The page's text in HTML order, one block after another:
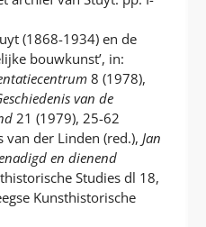
(1868-1934) en de
bouwkunst’, in:
8 (1978),
van de
21 (1979), 25-62
van der Linden (red.), Jan
en dienend
Studies dl 18,
Kunsthistorische